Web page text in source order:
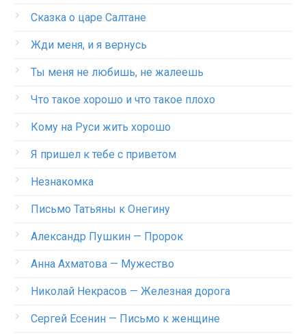
Сказка о царе Салтане
Жди меня, и я вернусь
Ты меня не любишь, не жалеешь
Что такое хорошо и что такое плохо
Кому на Руси жить хорошо
Я пришел к тебе с приветом
Незнакомка
Письмо Татьяны к Онегину
Александр Пушкин — Пророк
Анна Ахматова — Мужество
Николай Некрасов — Железная дорога
Сергей Есенин — Письмо к женщине